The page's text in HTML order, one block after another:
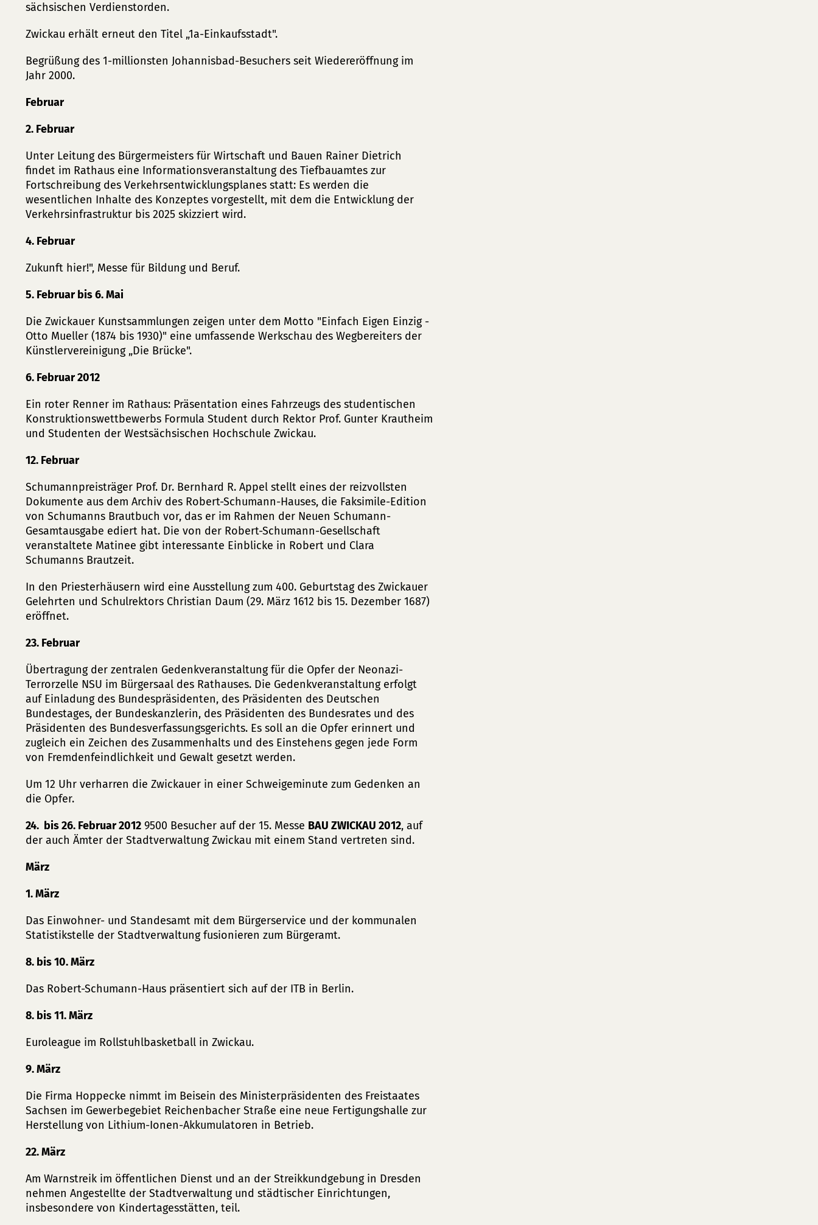
sächsischen Verdienstorden.
Zwickau erhält erneut den Titel „1a-Einkaufsstadt".
Begrüßung des 1-millionsten Johannisbad-Besuchers seit Wiedereröffnung im
Jahr 2000.
Februar
2. Februar
Unter Leitung des Bürgermeisters für Wirtschaft und Bauen Rainer Dietrich
findet im Rathaus eine Informationsveranstaltung des Tiefbauamtes zur
Fortschreibung des Verkehrsentwicklungsplanes statt: Es werden die
wesentlichen Inhalte des Konzeptes vorgestellt, mit dem die Entwicklung der
Verkehrsinfrastruktur bis 2025 skizziert wird.
4. Februar
Zukunft hier!", Messe für Bildung und Beruf.
5. Februar bis 6. Mai
Die Zwickauer Kunstsammlungen zeigen unter dem Motto "Einfach Eigen Einzig -
Otto Mueller (1874 bis 1930)" eine umfassende Werkschau des Wegbereiters der
Künstlervereinigung „Die Brücke".
6. Februar 2012
Ein roter Renner im Rathaus: Präsentation eines Fahrzeugs des studentischen
Konstruktionswettbewerbs Formula Student durch Rektor Prof. Gunter Krautheim
und Studenten der Westsächsischen Hochschule Zwickau.
12. Februar
Schumannpreisträger Prof. Dr. Bernhard R. Appel stellt eines der reizvollsten
Dokumente aus dem Archiv des Robert-Schumann-Hauses, die Faksimile-Edition
von Schumanns Brautbuch vor, das er im Rahmen der Neuen Schumann-
Gesamtausgabe ediert hat. Die von der Robert-Schumann-Gesellschaft
veranstaltete Matinee gibt interessante Einblicke in Robert und Clara
Schumanns Brautzeit.
In den Priesterhäusern wird eine Ausstellung zum 400. Geburtstag des Zwickauer
Gelehrten und Schulrektors Christian Daum (29. März 1612 bis 15. Dezember 1687)
eröffnet.
23. Februar
Übertragung der zentralen Gedenkveranstaltung für die Opfer der Neonazi-
Terrorzelle NSU im Bürgersaal des Rathauses. Die Gedenkveranstaltung erfolgt
auf Einladung des Bundespräsidenten, des Präsidenten des Deutschen
Bundestages, der Bundeskanzlerin, des Präsidenten des Bundesrates und des
Präsidenten des Bundesverfassungsgerichts. Es soll an die Opfer erinnert und
zugleich ein Zeichen des Zusammenhalts und des Einstehens gegen jede Form
von Fremdenfeindlichkeit und Gewalt gesetzt werden.
Um 12 Uhr verharren die Zwickauer in einer Schweigeminute zum Gedenken an
die Opfer.
24. bis 26. Februar 2012 9500 Besucher auf der 15. Messe BAU ZWICKAU 2012, auf
der auch Ämter der Stadtverwaltung Zwickau mit einem Stand vertreten sind.
März
1. März
Das Einwohner- und Standesamt mit dem Bürgerservice und der kommunalen
Statistikstelle der Stadtverwaltung fusionieren zum Bürgeramt.
8. bis 10. März
Das Robert-Schumann-Haus präsentiert sich auf der ITB in Berlin.
8. bis 11. März
Euroleague im Rollstuhlbasketball in Zwickau.
9. März
Die Firma Hoppecke nimmt im Beisein des Ministerpräsidenten des Freistaates
Sachsen im Gewerbegebiet Reichenbacher Straße eine neue Fertigungshalle zur
Herstellung von Lithium-Ionen-Akkumulatoren in Betrieb.
22. März
Am Warnstreik im öffentlichen Dienst und an der Streikkundgebung in Dresden
nehmen Angestellte der Stadtverwaltung und städtischer Einrichtungen,
insbesondere von Kindertagesstätten, teil.